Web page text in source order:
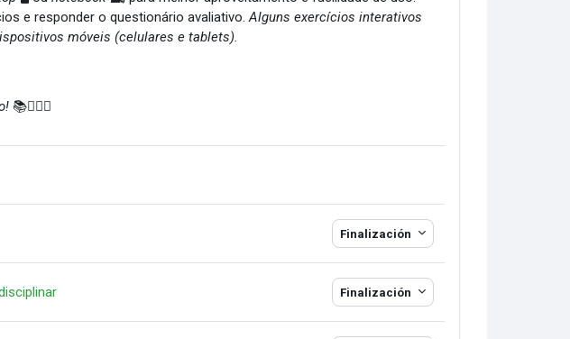
e responder o questionário avaliativo.Alguns exercícios interativos
móveis (celulares e tablets).
📚✍🏽🙂
Finalización
Página Finalización